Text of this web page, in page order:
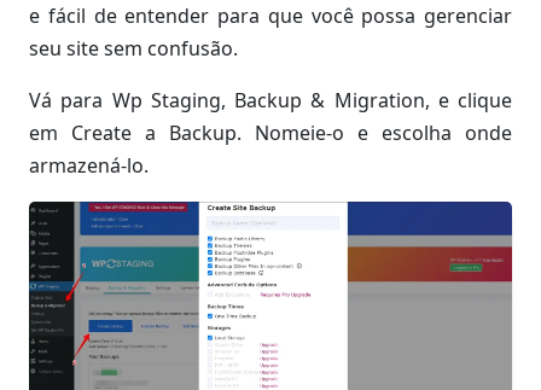
e fácil de entender para que você possa gerenciar
seu site sem confusão.
Vá para Wp Staging, Backup & Migration, e clique
em Create a Backup. Nomeie-o e escolha onde
armazená-lo.